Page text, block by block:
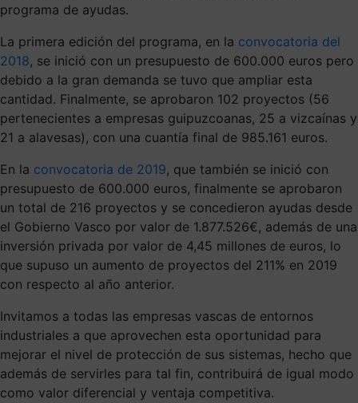
programa de ayudas.
La primera edición del programa, en la convocatoria del
2018, se inició con un presupuesto de 600.000 euros pero
debido a la gran demanda se tuvo que ampliar esta
cantidad. Finalmente, se aprobaron 102 proyectos (56
pertenecientes a empresas guipuzcoanas, 25 a vizcaínas y
21 a alavesas), con una cuantía final de 985.161 euros.
En la convocatoria de 2019, que también se inició con
presupuesto de 600.000 euros, finalmente se aprobaron
un total de 216 proyectos y se concedieron ayudas desde
el Gobierno Vasco por valor de 1.877.526€, además de una
inversión privada por valor de 4,45 millones de euros, lo
que supuso un aumento de proyectos del 211% en 2019
con respecto al año anterior.
Invitamos a todas las empresas vascas de entornos
industriales a que aprovechen esta oportunidad para
mejorar el nivel de protección de sus sistemas, hecho que
además de servirles para tal fin, contribuirá de igual modo
como valor diferencial y ventaja competitiva.